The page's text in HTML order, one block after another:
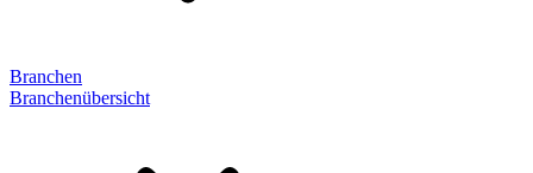
Branchen
Branchenübersicht